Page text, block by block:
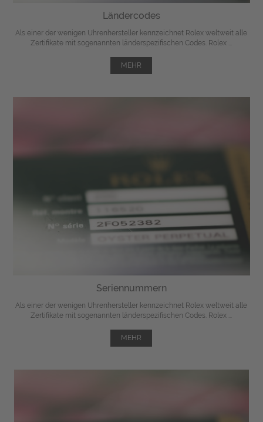
Ländercodes
Als einer der wenigen Uhrenhersteller kennzeichnet Rolex weltweit alle
Zertifikate mit sogenannten länderspezifischen Codes. Rolex ...
MEHR
Seriennummern
Als einer der wenigen Uhrenhersteller kennzeichnet Rolex weltweit alle
Zertifikate mit sogenannten länderspezifischen Codes. Rolex ...
MEHR